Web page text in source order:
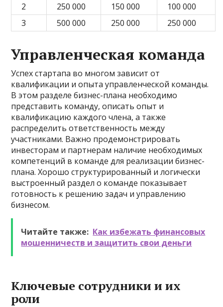
2
250 000 150 000
100 000
3
500 000 250 000 250 000
Управленческая команда
Успех стартапа во многом зависит от
квалификации и опыта управленческой команды.
В этом разделе бизнес-плана необходимо
представить команду, описать опыт и
квалификацию каждого члена, а также
распределить ответственность между
участниками. Важно продемонстрировать
инвесторам и партнерам наличие необходимых
компетенций в команде для реализации бизнес-
плана. Хорошо структурированный и логически
выстроенный раздел о команде показывает
готовность к решению задач и управлению
бизнесом.
Читайте также: Как избежать финансовых
мошенничеств и защитить свои деньги
Ключевые сотрудники и их
роли